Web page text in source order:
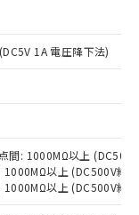
1A 電圧降下法)
間: 1000MΩ以上
1000MΩ以上 (DC500V絶
1000MΩ以上 (DC500V絶
事業取扱
準価格
もので
定のある
物質）の
を出す予
物質）の
確認中の
物で、有
国RoHSの